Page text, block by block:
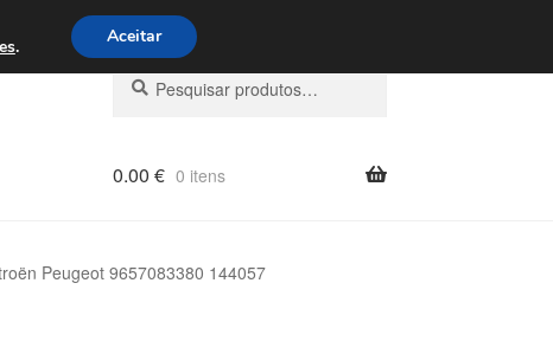
9h às 16h800 500 967
Pesquisar
por:
Pesquisa
0.00 € 0 itens
Peugeot 9657083380 144057
. Aceitar